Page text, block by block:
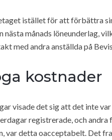
istället för att förbättra
månads löneunderlag,
med andra anställda på
kostnader
visade det sig att det inte
registrerade, och andra
var detta oacceptabelt. Det